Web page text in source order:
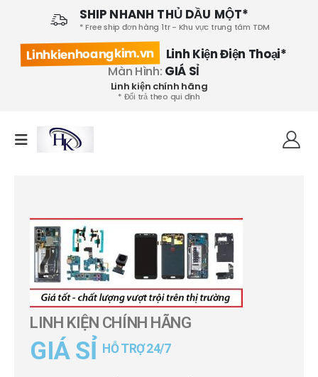
SHIP NHANH THỦ DẦU MỘT*
* Free ship đơn hàng 1tr - Khu vực trung tâm TDM
Linhkienhoangkim.vn
Linh Kiện Điện Thoại*
Màn Hình: GIÁ SỈ
Linh kiện chính hãng
* Đổi trả theo qui định
LINH KIỆN CHÍNH HÃNG
GIÁ SỈ HỖ TRỢ 24/7